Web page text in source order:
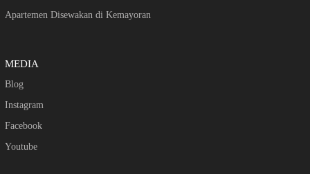
Apartemen Disewakan di Kemayoran
MEDIA
Blog
Instagram
Facebook
Youtube